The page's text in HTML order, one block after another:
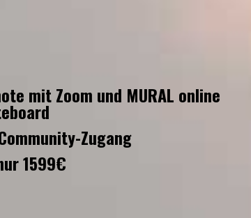
mit Zoom und MURAL online
Zugang
1599€